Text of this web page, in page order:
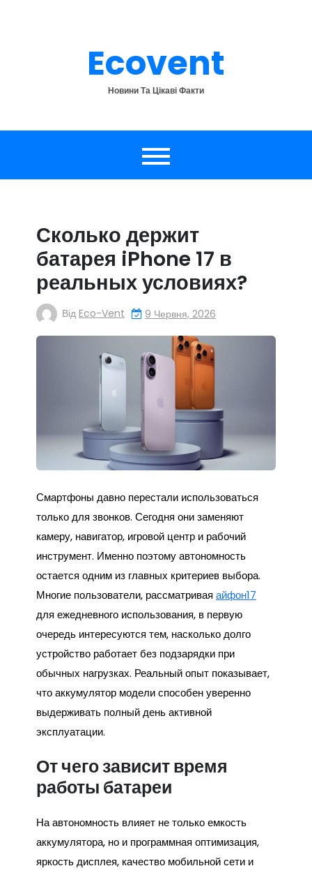
Ecovent
Новини Та Цікаві Факти
Сколько держит
батарея iPhone 17 в
реальных условиях?
Від Eco-Vent 9 Червня, 2026
Смартфоны давно перестали использоваться
только для звонков. Сегодня они заменяют
камеру, навигатор, игровой центр и рабочий
инструмент. Именно поэтому автономность
остается одним из главных критериев выбора.
Многие пользователи, рассматривая айфон17
для ежедневного использования, в первую
очередь интересуются тем, насколько долго
устройство работает без подзарядки при
обычных нагрузках. Реальный опыт показывает,
что аккумулятор модели способен уверенно
выдерживать полный день активной
эксплуатации.
От чего зависит время
работы батареи
На автономность влияет не только емкость
аккумулятора, но и программная оптимизация,
яркость дисплея, качество мобильной сети и